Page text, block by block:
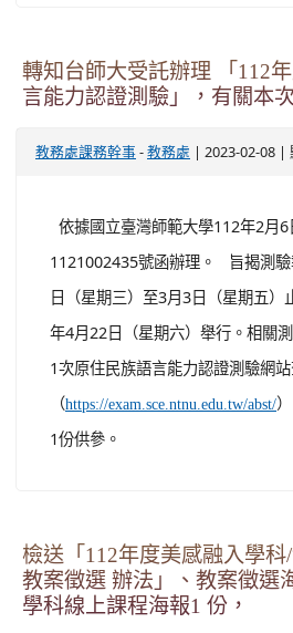
轉知台師大受託辦理 「112
言能力認證測驗」，有關本
教務處課務幹事 - 教務處 | 2023-02-08 |
依據國立臺灣師範大學112年2月
1121002435號函辦理。 旨揭測
日（星期三）至3月3日（星期五）
年4月22日（星期六）舉行。相關
1次原住民族語言能力認證測驗網
（https://exam.sce.ntnu.edu.tw/abst/
1份供參。
檢送「112年度美感融入學
教案徵選 辦法」、教案徵選
學科線上課程海報1 份，